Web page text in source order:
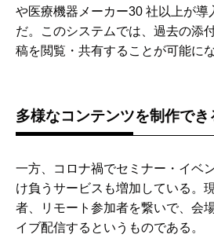
や医療機器メーカー30 社以上が導
だ。このシステムでは、過去の添
稿を閲覧・共有することが可能に
多様なコンテンツを制作でき
一方、コロナ禍でセミナー・イベ
け負うサービスも増加している。
者、リモート参加者を繋いで、会
イブ配信するというものである。